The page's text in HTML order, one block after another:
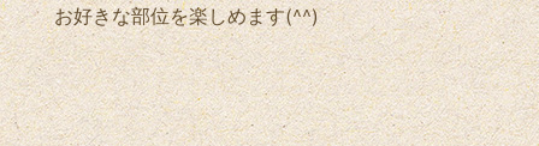
お好きな部位を楽しめます(^^)